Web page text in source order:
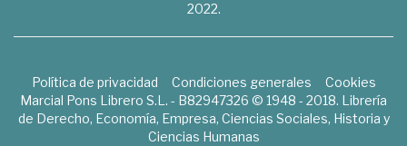
2022.
Política de privacidad Condiciones generales
Cookies
Marcial Pons Librero S.L. - B82947326 © 1948 - 2018. Librería
de Derecho, Economía, Empresa, Ciencias Sociales, Historia y
Ciencias Humanas